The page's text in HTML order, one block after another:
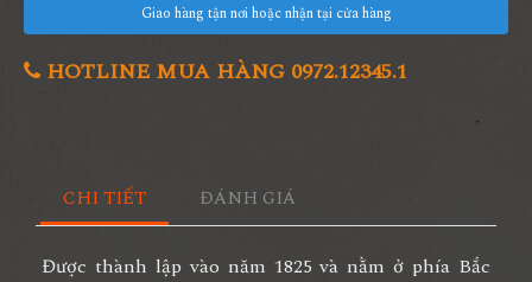
Giao hàng tận nơi hoặc nhận tại cửa hàng
HOTLINE MUA HÀNG 0972.12345.1
CHI TIẾT ĐÁNH GIÁ
Được thành lập vào năm 1825 và nằm ở phía Bắc